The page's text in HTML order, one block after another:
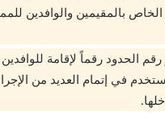
بالمقيمين والوافدين
رقم الحدود رقماً لإقامة
في إتمام العديد من